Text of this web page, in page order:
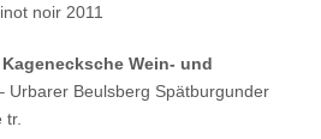
noir 2011
Wein- und
Urbarer Beulsberg Spätburgunder
tr.